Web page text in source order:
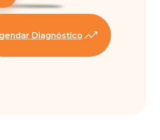
Diagnóstico